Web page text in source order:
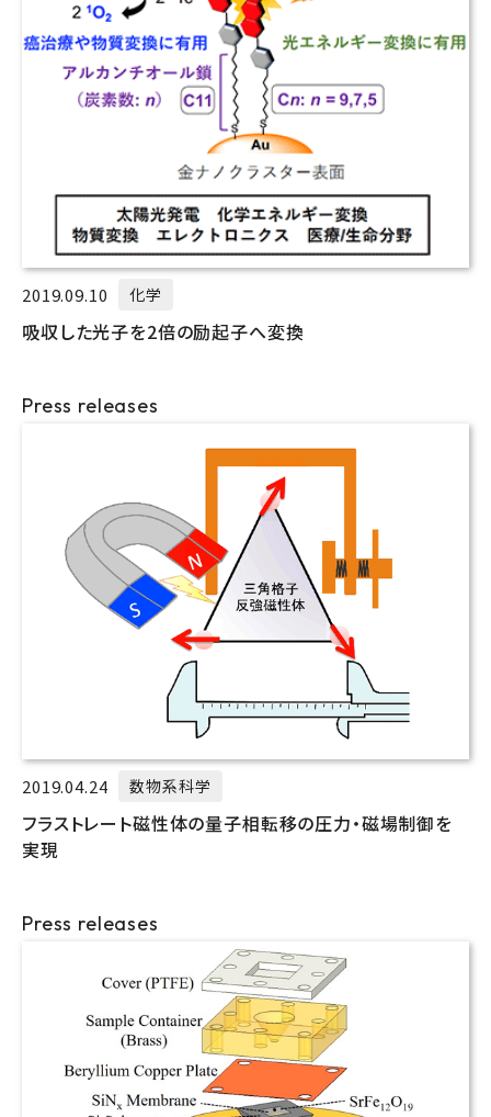
2019.09.10 化学
吸収した光子を2倍の励起子へ変換
Press releases
2019.04.24 数物系科学
フラストレート磁性体の量子相転移の圧力・磁場制御を
実現
Press releases